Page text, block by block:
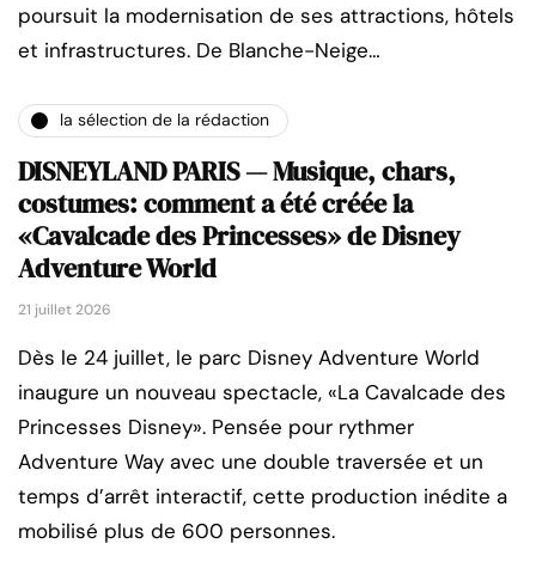
poursuit la modernisation de ses attractions, hôtels
et infrastructures. De Blanche-Neige…
la sélection de la rédaction
DISNEYLAND PARIS — Musique, chars,
costumes: comment a été créée la
«Cavalcade des Princesses» de Disney
Adventure World
21 juillet 2026
Dès le 24 juillet, le parc Disney Adventure World
inaugure un nouveau spectacle, «La Cavalcade des
Princesses Disney». Pensée pour rythmer
Adventure Way avec une double traversée et un
temps d’arrêt interactif, cette production inédite a
mobilisé plus de 600 personnes.